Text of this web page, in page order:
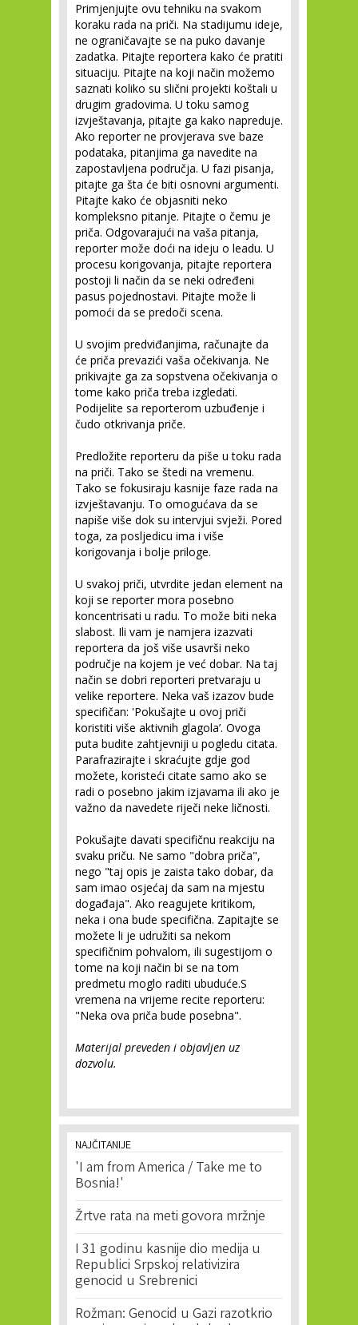
Primjenjujte ovu tehniku na svakom
koraku rada na priči. Na stadijumu ideje,
ne ograničavajte se na puko davanje
zadatka. Pitajte reportera kako će pratiti
situaciju. Pitajte na koji način možemo
saznati koliko su slični projekti koštali u
drugim gradovima. U toku samog
izvještavanja, pitajte ga kako napreduje.
Ako reporter ne provjerava sve baze
podataka, pitanjima ga navedite na
zapostavljena područja. U fazi pisanja,
pitajte ga šta će biti osnovni argumenti.
Pitajte kako će objasniti neko
kompleksno pitanje. Pitajte o čemu je
priča. Odgovarajući na vaša pitanja,
reporter može doći na ideju o leadu. U
procesu korigovanja, pitajte reportera
postoji li način da se neki određeni
pasus pojednostavi. Pitajte može li
pomoći da se predoči scena.
U svojim predviđanjima, računajte da
će priča prevazići vaša očekivanja. Ne
prikivajte ga za sopstvena očekivanja o
tome kako priča treba izgledati.
Podijelite sa reporterom uzbuđenje i
čudo otkrivanja priče.
Predložite reporteru da piše u toku rada
na priči. Tako se štedi na vremenu.
Tako se fokusiraju kasnije faze rada na
izvještavanju. To omogućava da se
napiše više dok su intervjui svježi. Pored
toga, za posljedicu ima i više
korigovanja i bolje priloge.
U svakoj priči, utvrdite jedan element na
koji se reporter mora posebno
koncentrisati u radu. To može biti neka
slabost. Ili vam je namjera izazvati
reportera da još više usavrši neko
područje na kojem je već dobar. Na taj
način se dobri reporteri pretvaraju u
velike reportere. Neka vaš izazov bude
specifičan: 'Pokušajte u ovoj priči
koristiti više aktivnih glagola’. Ovoga
puta budite zahtjevniji u pogledu citata.
Parafrazirajte i skraćujte gdje god
možete, koristeći citate samo ako se
radi o posebno jakim izjavama ili ako je
važno da navedete riječi neke ličnosti.
Pokušajte davati specifičnu reakciju na
svaku priču. Ne samo "dobra priča",
nego "taj opis je zaista tako dobar, da
sam imao osjećaj da sam na mjestu
događaja". Ako reagujete kritikom,
neka i ona bude specifična. Zapitajte se
možete li je udružiti sa nekom
specifičnim pohvalom, ili sugestijom o
tome na koji način bi se na tom
predmetu moglo raditi ubuduće.S
vremena na vrijeme recite reporteru:
"Neka ova priča bude posebna".
Materijal preveden i objavljen uz
dozvolu.
NAJČITANIJE
'I am from America / Take me to
Bosnia!'
Žrtve rata na meti govora mržnje
I 31 godinu kasnije dio medija u
Republici Srpskoj relativizira
genocid u Srebrenici
Rožman: Genocid u Gazi razotkrio